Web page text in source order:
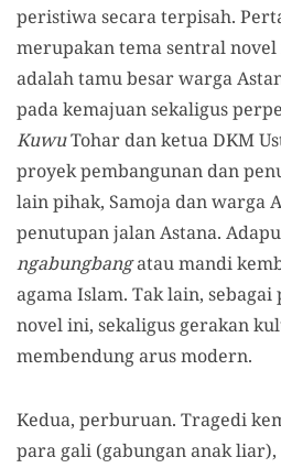
peristiwa secara terpisah.
merupakan tema sentral
adalah tamu besar warga
pada kemajuan sekaligus
KuwuTohar dan ketua DKM
proyek pembangunan dan
lain pihak, Samoja dan warga
penutupan jalan Astana.
ngabungbangatau mandi
agama Islam. Tak lain,
novel ini, sekaligus gerakan
membendung arus modern.
Kedua, perburuan. Tragedi
para gali (gabungan anak